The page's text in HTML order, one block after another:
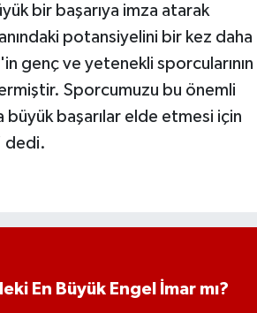
bir başarıya imza atarak
potansiyelini bir kez daha
genç ve yetenekli sporcularının
Sporcumuzu bu önemli
büyük başarılar elde etmesi için
dedi.
En Büyük Engel İmar mı?